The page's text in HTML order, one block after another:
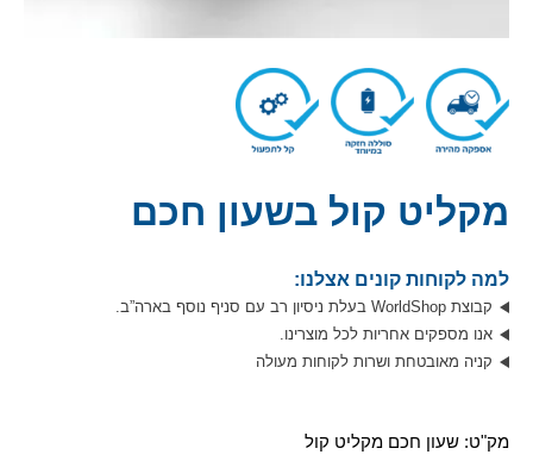
מקליט קול בשעון חכם
למה לקוחות קונים אצלנו:
קבוצת WorldShop בעלת ניסיון רב עם סניף נוסף בארה”ב.
אנו מספקים אחריות לכל מוצרינו.
קניה מאובטחת ושרות לקוחות מעולה
מק"ט: שעון חכם מקליט קול